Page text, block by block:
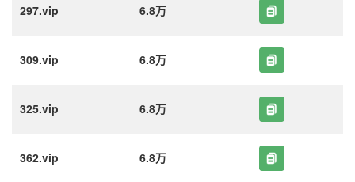
297.vip 6.8万
309.vip 6.8万
325.vip 6.8万
362.vip 6.8万